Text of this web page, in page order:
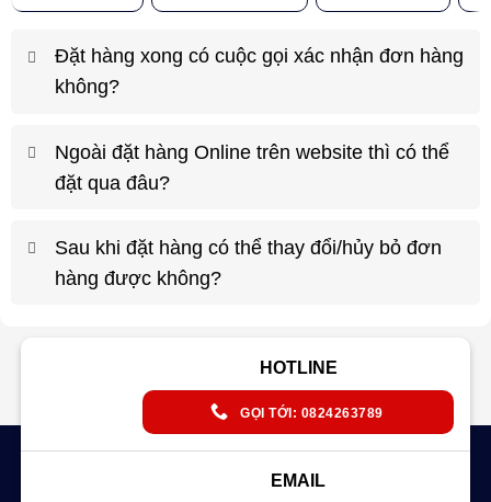
Đặt hàng xong có cuộc gọi xác nhận đơn hàng
không?
Ngoài đặt hàng Online trên website thì có thể
đặt qua đâu?
Sau khi đặt hàng có thể thay đổi/hủy bỏ đơn
hàng được không?
HOTLINE
GỌI TỚI: 0824263789
EMAIL